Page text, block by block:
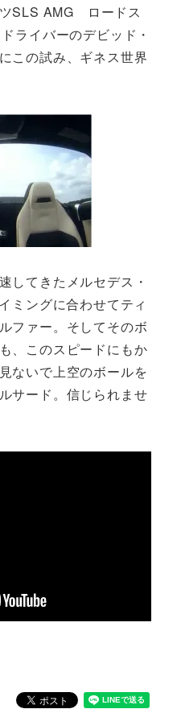
SLS AMG ロードス
ライバーのデビッド・
この試み、ギネス世界
してきたメルセデス・
ミングに合わせてティ
ファー。そしてそのボ
、このスピードにもか
ないで上空のボールを
サード。信じられませ